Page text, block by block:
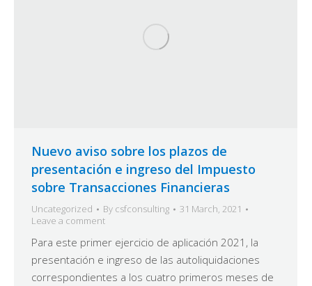
Nuevo aviso sobre los plazos de
presentación e ingreso del Impuesto
sobre Transacciones Financieras
Uncategorized By csfconsulting
31 March, 2021
Leave a comment
Para este primer ejercicio de aplicación 2021, la
presentación e ingreso de las autoliquidaciones
correspondientes a los cuatro primeros meses de